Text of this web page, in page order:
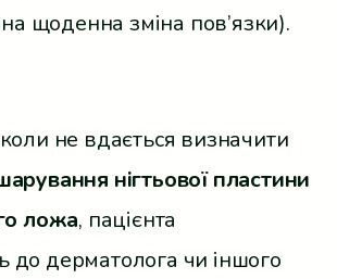
щоденна зміна пов’язки).
не вдається визначити
нігтьової пластини
ложа, пацієнта
до дерматолога чи іншого